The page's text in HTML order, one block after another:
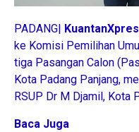
PADANG|
ke Komisi Pemilihan
tiga Pasangan Calon
Kota Padang Panjang,
RSUP Dr M Djamil, Kota
Baca Juga